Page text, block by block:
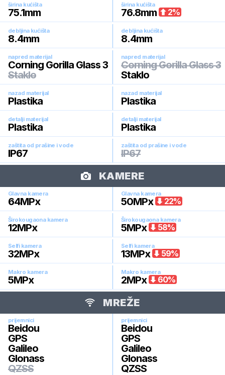
širina kućišta
75.1mm
širina kućišta
76.8mm 2%
debljina kućišta
8.4mm
debljina kućišta
8.4mm
napred materijal
Corning Gorilla Glass 3
Staklo
napred materijal
Corning Gorilla Glass 3
Staklo
nazad materijal
Plastika
nazad materijal
Plastika
detalji materijal
Plastika
detalji materijal
Plastika
zaštita od prašine i vode
IP67
zaštita od prašine i vode
IP67
KAMERE
Glavna kamera
64MPx
Glavna kamera
50MPx 22%
Širokougaona kamera
12MPx
Širokougaona kamera
5MPx 58%
Selfi kamera
32MPx
Selfi kamera
13MPx 59%
Makro kamera
5MPx
Makro kamera
2MPx 60%
MREŽE
prijemnici
Beidou
GPS
Galileo
Glonass
QZSS
prijemnici
Beidou
GPS
Galileo
Glonass
QZSS